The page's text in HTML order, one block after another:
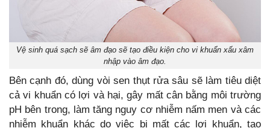
Vệ sinh quá sạch sẽ âm đạo sẽ tạo điều kiện cho vi khuẩn xấu xâm
nhập vào âm đạo.
Bên cạnh đó, dùng vòi sen thụt rửa sâu sẽ làm tiêu diệt
cả vi khuẩn có lợi và hại, gây mất cân bằng môi trường
pH bên trong, làm tăng nguy cơ nhiễm nấm men và các
nhiễm khuẩn khác do việc bị mất các lợi khuẩn, tạo